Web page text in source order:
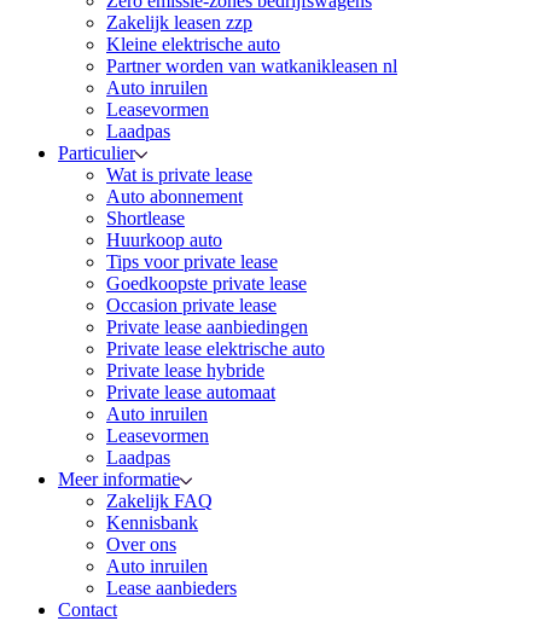
Zakelijk leasen zzp
Kleine elektrische auto
Partner worden van watkanikleasen nl
Auto inruilen
Leasevormen
Laadpas
Particulier
Wat is private lease
Auto abonnement
Shortlease
Huurkoop auto
Tips voor private lease
Goedkoopste private lease
Occasion private lease
Private lease aanbiedingen
Private lease elektrische auto
Private lease hybride
Private lease automaat
Auto inruilen
Leasevormen
Laadpas
Meer informatie
Zakelijk FAQ
Kennisbank
Over ons
Auto inruilen
Lease aanbieders
Contact